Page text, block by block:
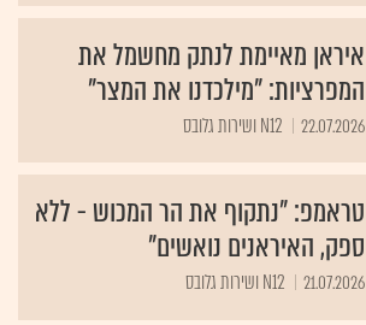
איראן מאיימת לנתק מחשמל את
המפרציות: "מילכדנו את המצר"
22.07.2026 N12 ושירות גלובס
טראמפ: "נתקוף את הר המכוש - ללא
ספק, האיראנים נואשים"
21.07.2026 N12 ושירות גלובס